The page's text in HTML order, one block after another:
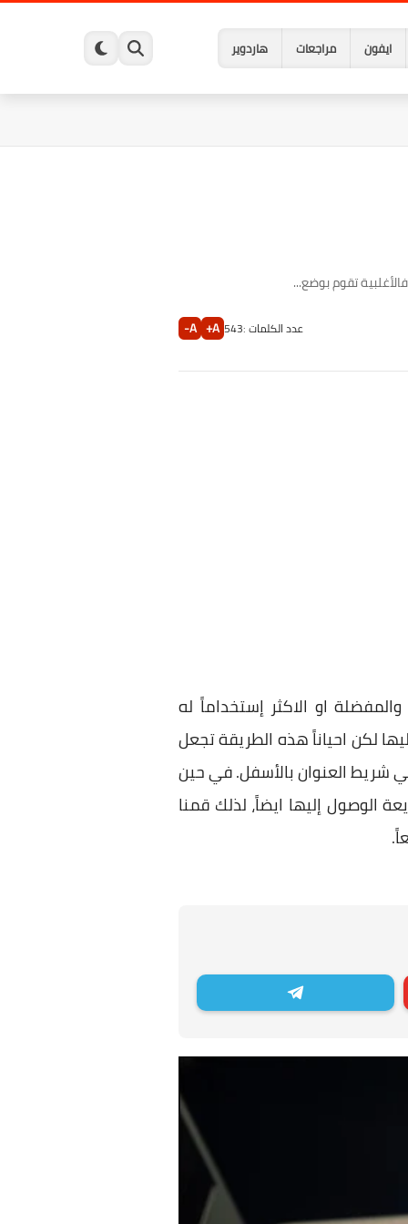
ايفون مراجعات هاردوير
تقوم بوضع...
عدد الكلمات :543
A+
A-
او الاكثر إستخداماً له
لكن احياناً هذه الطريقة تجعل
شريط العنوان بالأسفل. في حين
إليها ايضاً، لذلك قمنا